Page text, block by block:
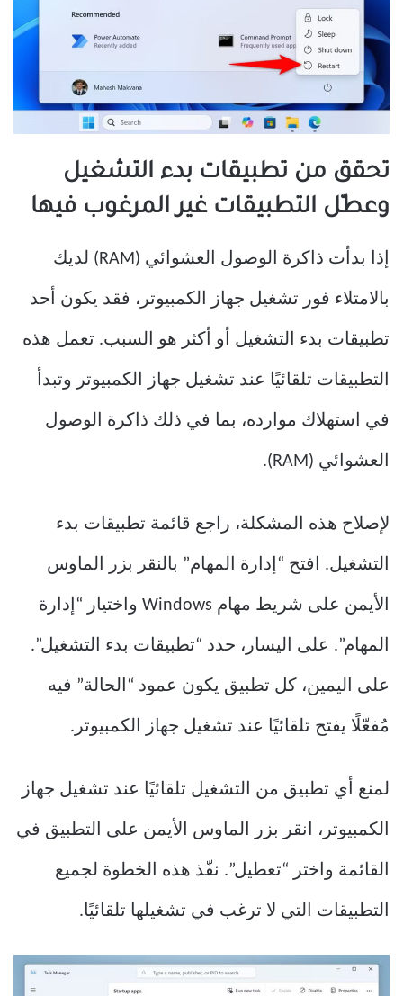
تحقق من تطبيقات بدء التشغيل
وعطّل التطبيقات غير المرغوب فيها
إذا بدأت ذاكرة الوصول العشوائي (RAM) لديك
بالامتلاء فور تشغيل جهاز الكمبيوتر، فقد يكون أحد
تطبيقات بدء التشغيل أو أكثر هو السبب. تعمل هذه
التطبيقات تلقائيًا عند تشغيل جهاز الكمبيوتر وتبدأ
في استهلاك موارده، بما في ذلك ذاكرة الوصول
العشوائي (RAM).
لإصلاح هذه المشكلة، راجع قائمة تطبيقات بدء
التشغيل. افتح “إدارة المهام” بالنقر بزر الماوس
الأيمن على شريط مهام Windows واختيار “إدارة
المهام”. على اليسار، حدد “تطبيقات بدء التشغيل”.
على اليمين، كل تطبيق يكون عمود “الحالة” فيه
مُفعّلًا يفتح تلقائيًا عند تشغيل جهاز الكمبيوتر.
لمنع أي تطبيق من التشغيل تلقائيًا عند تشغيل جهاز
الكمبيوتر، انقر بزر الماوس الأيمن على التطبيق في
القائمة واختر “تعطيل”. نفّذ هذه الخطوة لجميع
التطبيقات التي لا ترغب في تشغيلها تلقائيًا.